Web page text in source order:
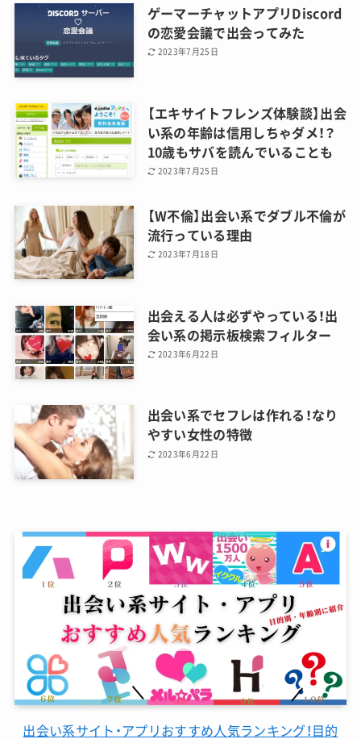
ゲーマーチャットアプリDiscord
の恋愛会議で出会ってみた
2023年7月25日
【エキサイトフレンズ体験談】出会
い系の年齢は信用しちゃダメ！？
10歳もサバを読んでいることも
2023年7月25日
【W不倫】出会い系でダブル不倫が
流行っている理由
2023年7月18日
出会える人は必ずやっている！出
会い系の掲示板検索フィルター
2023年6月22日
出会い系でセフレは作れる！なり
やすい女性の特徴
2023年6月22日
出会い系サイト・アプリおすすめ人気ランキング！目的